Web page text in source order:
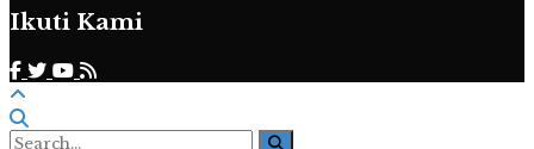
Ikuti Kami